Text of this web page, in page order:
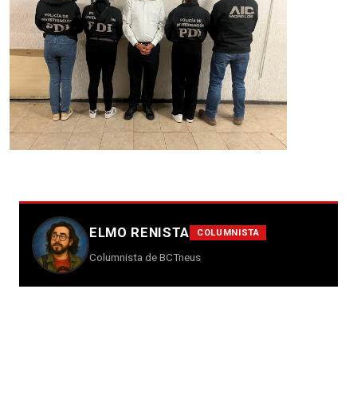
ELMO RENISTA COLUMNISTA
Columnista de BCTneus